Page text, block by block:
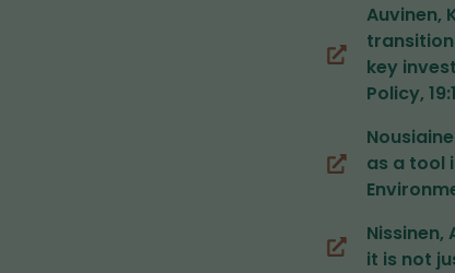
Auvinen,
key
Policy,
(siirryt
toiseen
as a tool
(siirryt
toiseen
palveluun)
Nissinen,
it is not
(siirryt